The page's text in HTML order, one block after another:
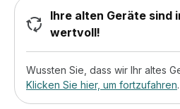
Ihre alten Geräte sind
wertvoll!
Wussten Sie, dass wir Ihr altes
Klicken Sie hier, um fortzufahren.